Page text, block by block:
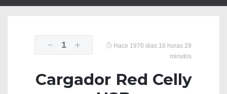
1
Hace 1970 dias 16 horas 29
minutos
Cargador Red Celly